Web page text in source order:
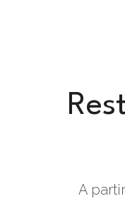
A